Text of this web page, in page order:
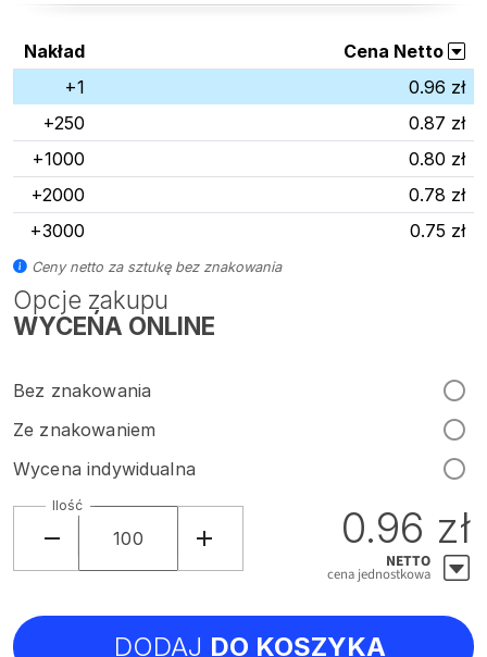
Opcje zakupu
WYCEŃA ONLINE
Bez znakowania
Ze znakowaniem
Wycena indywidualna
Nakład
Cena Netto
+1
0.96 zł
+250
0.87 zł
+1000
0.80 zł
+2000
0.78 zł
+3000
0.75 zł
Ceny netto za sztukę bez znakowania
Ilość 0.96 zł
NETTO
cena jednostkowa
DODAJ DO KOSZYKA